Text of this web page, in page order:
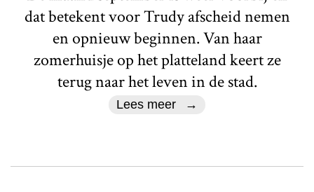
dat betekent voor Trudy afscheid nemen
en opnieuw beginnen. Van haar
zomerhuisje op het platteland keert ze
terug naar het leven in de stad.
Lees meer